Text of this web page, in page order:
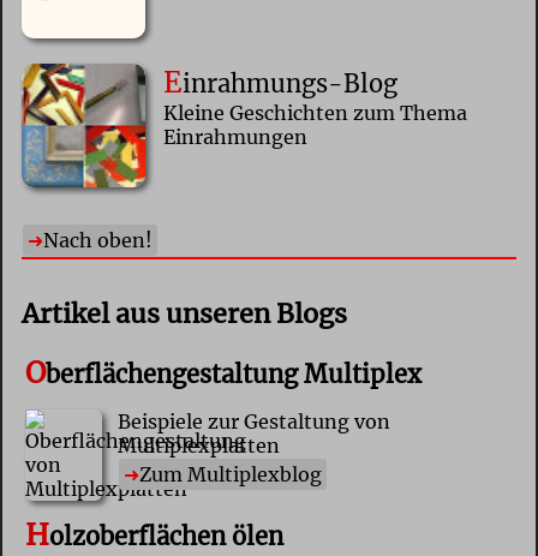
Einrahmungs-Blog
Kleine Geschichten zum Thema
Einrahmungen
Nach oben!
Artikel aus unseren Blogs
Oberflächengestaltung Multiplex
Beispiele zur Gestaltung von
Multiplexplatten
Zum Multiplexblog
Holzoberflächen ölen